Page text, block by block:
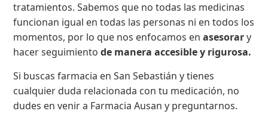
tratamientos. Sabemos que no todas las medicinas
funcionan igual en todas las personas ni en todos los
momentos, por lo que nos enfocamos enasesorary
hacer seguimientode manera accesible y rigurosa.
Si buscas farmacia en San Sebastián y tienes
cualquier duda relacionada con tu medicación, no
dudes en venir a Farmacia Ausan y preguntarnos.